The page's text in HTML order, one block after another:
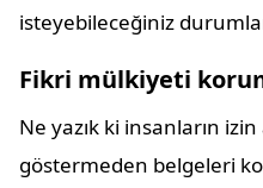
isteyebileceğiniz
Fikri mülkiyeti
Ne yazık ki insanların
göstermeden belgeleri